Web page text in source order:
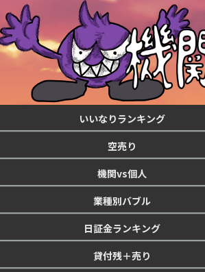
いいなりランキング
空売り
機関vs個人
業種別バブル
日証金ランキング
貸付残＋売り